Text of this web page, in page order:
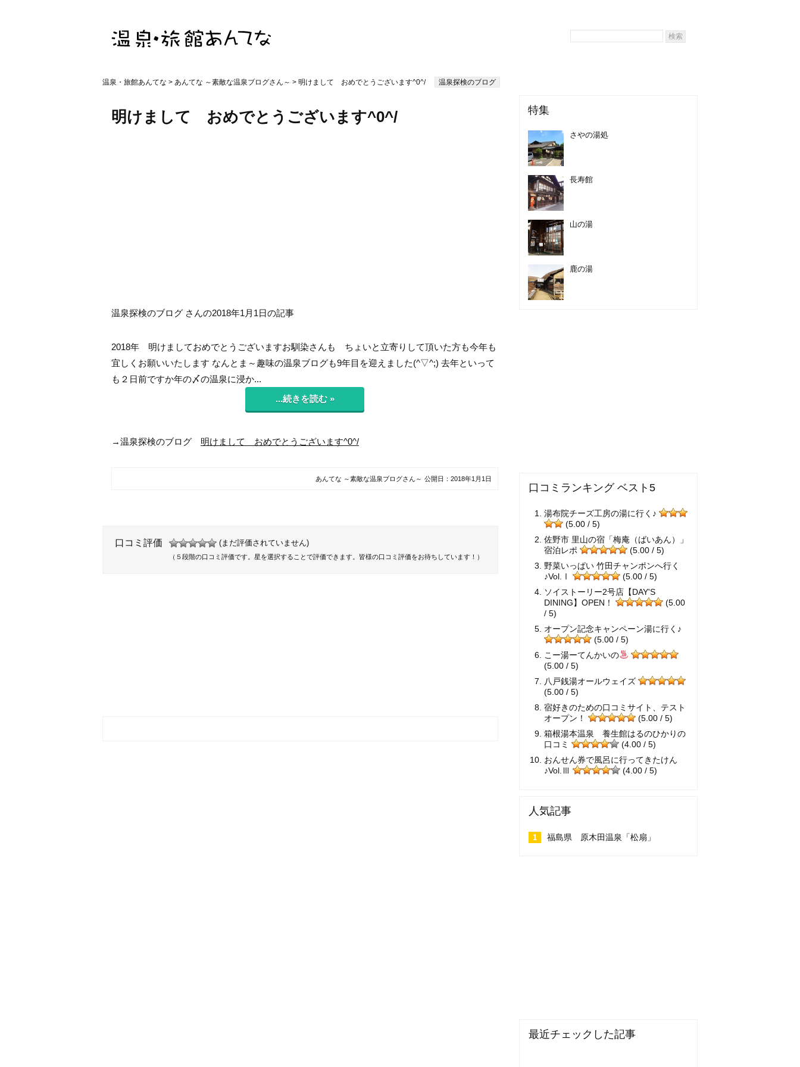
温泉・旅館あんてな > あんてな ～素敵な温泉ブログさん～ > 明けまして おめでとうございます^0^/ 温泉探検のブログ
明けまして おめでとうございます^0^/
温泉探検のブログ さんの2018年1月1日の記事
2018年 明けましておめでとうございますお馴染さんも ちょいと立寄りして頂いた方も今年も
宜しくお願いいたします なんとま～趣味の温泉ブログも9年目を迎えました(^▽^;) 去年といって
も２日前ですか年の〆の温泉に浸か...
...続きを読む »
→温泉探検のブログ 明けまして おめでとうございます^0^/
あんてな ～素敵な温泉ブログさん～ 公開日： 2018年1月1日
口コミ評価 (まだ評価されていません)
（５段階の口コミ評価です。星を選択することで評価できます。皆様の口コミ評価をお待ちしています！）
特集
さやの湯処
長寿館
山の湯
鹿の湯
口コミランキング ベスト5
湯布院チーズ工房の湯に行く♪
(5.00 / 5)
佐野市 里山の宿「梅庵（ばいあん）」
宿泊レポ
(5.00 / 5)
野菜いっぱい 竹田チャンポンへ行く
♪Vol.Ⅰ
(5.00 / 5)
ソイストーリー2号店【DAY'S
DINING】OPEN！
(5.00
/ 5)
オープン記念キャンペーン湯に行く♪
(5.00 / 5)
こー湯ーてんかいの
(5.00 / 5)
八戸銭湯オールウェイズ
(5.00 / 5)
宿好きのための口コミサイト、テスト
オープン！
(5.00 / 5)
箱根湯本温泉 養生館はるのひかりの
口コミ
(4.00 / 5)
おんせん券で風呂に行ってきたけん
♪Vol.Ⅲ
(4.00 / 5)
人気記事
福島県 原木田温泉「松扇」
最近チェックした記事